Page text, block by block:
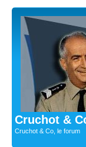
Cruchot &
Cruchot & Co, le forum